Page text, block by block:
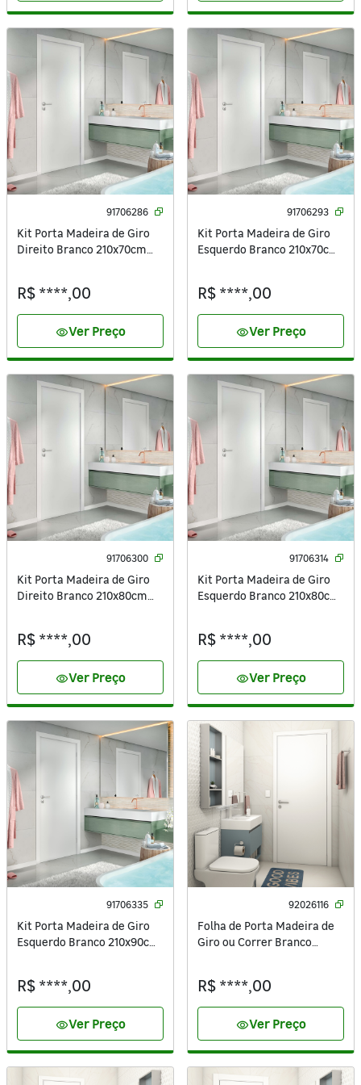
91706286
Kit Porta Madeira de Giro
Direito Branco 210x70cm
UV Lisa Artens
R$ ****,00
visibilityVer Preço
91706293
Kit Porta Madeira de Giro
Esquerdo Branco 210x70cm
UV Lisa Artens
R$ ****,00
visibilityVer Preço
91706300
Kit Porta Madeira de Giro
Direito Branco 210x80cm
UV Lisa Artens
R$ ****,00
visibilityVer Preço
91706314
Kit Porta Madeira de Giro
Esquerdo Branco 210x80cm
UV Lisa Artens
R$ ****,00
visibilityVer Preço
91706335
Kit Porta Madeira de Giro
Esquerdo Branco 210x90cm
UV Lisa Artens
R$ ****,00
visibilityVer Preço
92026116
Folha de Porta Madeira de
Giro ou Correr Branco
R$ ****,00
visibilityVer Preço